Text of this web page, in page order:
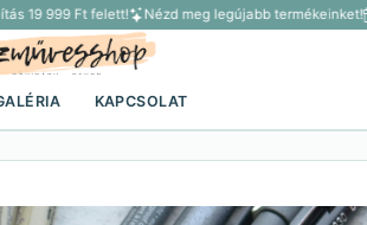
19 999 Ft felett! Nézd meg legújabb termékeinket!
KAPCSOLAT